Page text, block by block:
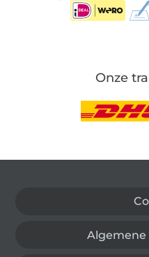
Onze
Algemene